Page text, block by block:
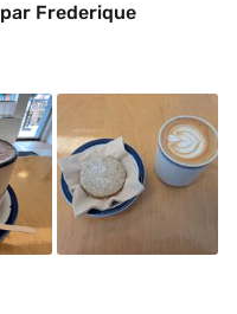
par Frederique